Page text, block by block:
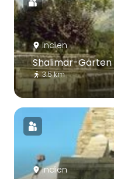
Indien
Shalimar-Gärten
3.5 km
Indien